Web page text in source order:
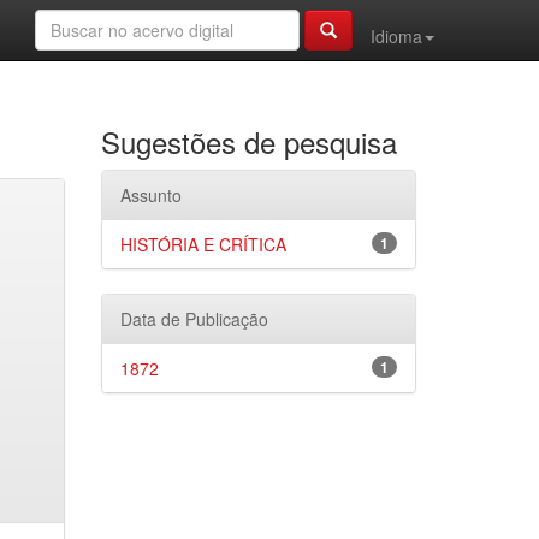
Idioma
Sugestões de pesquisa
Assunto
1
HISTÓRIA E CRÍTICA
Data de Publicação
1
1872